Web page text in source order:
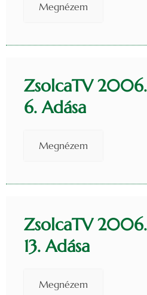
Megnézem
ZsolcaTV
6. Adása
Megnézem
ZsolcaTV
13. Adása
Megnézem